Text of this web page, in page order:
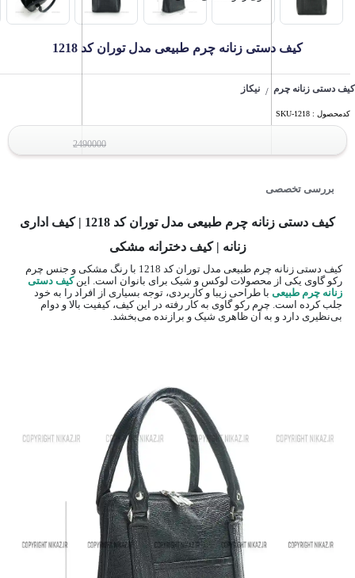
کیف دستی زنانه چرم طبیعی مدل توران کد 1218
کیف دستی زنانه چرم / نیکاز
کدمحصول : SKU-1218
2490000
بررسی تخصصی
کیف دستی زنانه چرم طبیعی مدل توران کد 1218 | کیف اداری
زنانه | کیف دخترانه مشکی
کیف دستی زنانه چرم طبیعی مدل توران کد 1218 با رنگ مشکی و جنس چرم
رکو گاوی یکی از محصولات لوکس و شیک برای بانوان است. اینکیف دستی
زنانه چرم طبیعیبا طراحی زیبا و کاربردی، توجه بسیاری از افراد را به خود
جلب کرده است. چرم رکو گاوی به کار رفته در این کیف، کیفیت بالا و دوام
بی‌نظیری دارد و به آن ظاهری شیک و برازنده می‌بخشد.